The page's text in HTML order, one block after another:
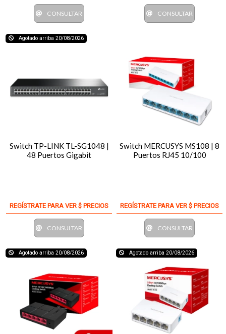
CONSULTAR CONSULTAR
Agotado arriba 20/08/2026
Switch TP-LINK TL-SG1048 |
48 Puertos Gigabit
REGÍSTRATE PARA VER $ PRECIOS
CONSULTAR
Switch MERCUSYS MS108 | 8
Puertos RJ45 10/100
REGÍSTRATE PARA VER $ PRECIOS
CONSULTAR
Agotado arriba 20/08/2026 Agotado arriba 20/08/2026